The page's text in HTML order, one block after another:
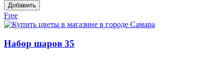
Добавить
Free
Набор шаров 35